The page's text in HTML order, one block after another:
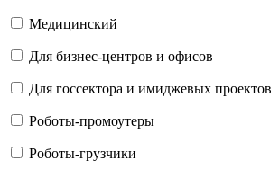
Медицинский
Для бизнес-центров и офисов
Для госсектора и имиджевых проектов
Роботы-промоутеры
Роботы-грузчики